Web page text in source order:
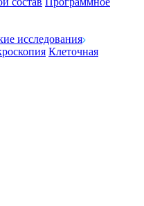
исследования
Клеточная